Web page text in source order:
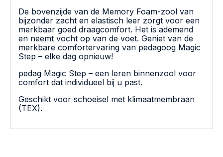
De bovenzijde van de Memory Foam-zool van
bijzonder zacht en elastisch leer zorgt voor een
merkbaar goed draagcomfort. Het is ademend
en neemt vocht op van de voet. Geniet van de
merkbare comfortervaring van pedagoog Magic
Step – elke dag opnieuw!
pedag Magic Step – een leren binnenzool voor
comfort dat individueel bij u past.
Geschikt voor schoeisel met klimaatmembraan
(TEX).